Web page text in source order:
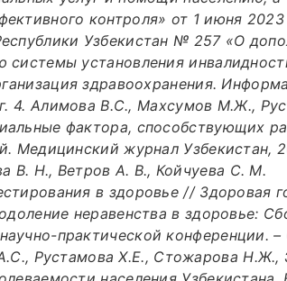
контроля» от 1 июня 2023
Узбекистан № 257 «О
установления
здравоохранения.
4. Алимова В.С., Махсумов М.Ж.,
фактора, способствующих
Медицинский журнал Узбекистан,
В. Н., Ветров А. В., Койчуева С. М.
в здоровье // Здоровая
неравенства в здоровье:
практической конференции. –
Рустамова Х.Е., Стожарова Н.Ж.,